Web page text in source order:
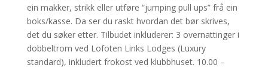
ein makker, strikk eller utføre “jumping pull ups” frå ein
boks/kasse. Da ser du raskt hvordan det bør skrives,
det du søker etter. Tilbudet inkluderer: 3 overnattinger i
dobbeltrom ved Lofoten Links Lodges (Luxury
standard), inkludert frokost ved klubbhuset. 10.00 –